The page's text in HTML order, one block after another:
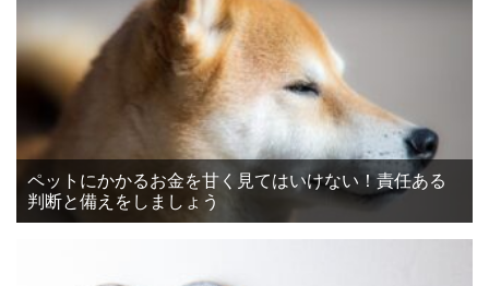
ペットにかかるお金を甘く見てはいけない！責任ある
判断と備えをしましょう